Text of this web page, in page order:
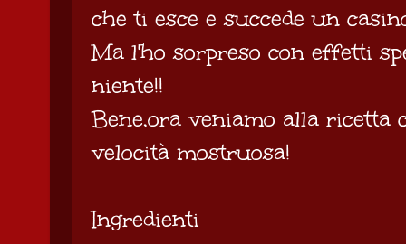
che ti esce e succede un
Ma l'ho sorpreso con effetti
niente!!
Bene,ora veniamo alla ricetta
velocità mostruosa!
Ingredienti